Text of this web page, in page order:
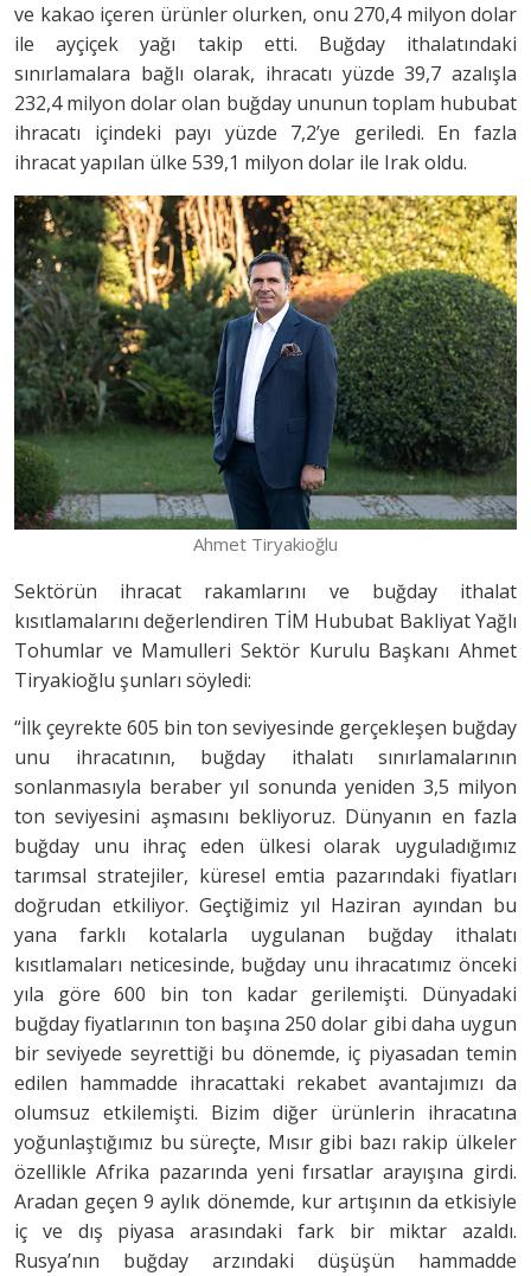
ve kakao içeren ürünler olurken, onu 270,4 milyon dolar
ile ayçiçek yağı takip etti. Buğday ithalatındaki
sınırlamalara bağlı olarak, ihracatı yüzde 39,7 azalışla
232,4 milyon dolar olan buğday ununun toplam hububat
ihracatı içindeki payı yüzde 7,2’ye geriledi. En fazla
ihracat yapılan ülke 539,1 milyon dolar ile Irak oldu.
Ahmet Tiryakioğlu
Sektörün ihracat rakamlarını ve buğday ithalat
kısıtlamalarını değerlendiren TİM Hububat Bakliyat Yağlı
Tohumlar ve Mamulleri Sektör Kurulu Başkanı Ahmet
Tiryakioğlu şunları söyledi:
“İlk çeyrekte 605 bin ton seviyesinde gerçekleşen buğday
unu ihracatının, buğday ithalatı sınırlamalarının
sonlanmasıyla beraber yıl sonunda yeniden 3,5 milyon
ton seviyesini aşmasını bekliyoruz. Dünyanın en fazla
buğday unu ihraç eden ülkesi olarak uyguladığımız
tarımsal stratejiler, küresel emtia pazarındaki fiyatları
doğrudan etkiliyor. Geçtiğimiz yıl Haziran ayından bu
yana farklı kotalarla uygulanan buğday ithalatı
kısıtlamaları neticesinde, buğday unu ihracatımız önceki
yıla göre 600 bin ton kadar gerilemişti. Dünyadaki
buğday fiyatlarının ton başına 250 dolar gibi daha uygun
bir seviyede seyrettiği bu dönemde, iç piyasadan temin
edilen hammadde ihracattaki rekabet avantajımızı da
olumsuz etkilemişti. Bizim diğer ürünlerin ihracatına
yoğunlaştığımız bu süreçte, Mısır gibi bazı rakip ülkeler
özellikle Afrika pazarında yeni fırsatlar arayışına girdi.
Aradan geçen 9 aylık dönemde, kur artışının da etkisiyle
iç ve dış piyasa arasındaki fark bir miktar azaldı.
Rusya’nın buğday arzındaki düşüşün hammadde